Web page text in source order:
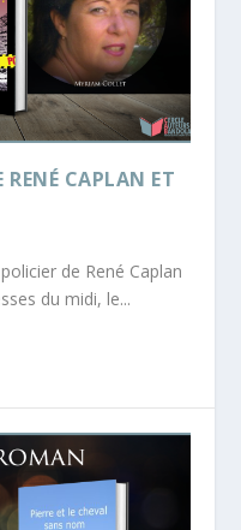
CAPLAN ET
de René Caplan
du midi, le...